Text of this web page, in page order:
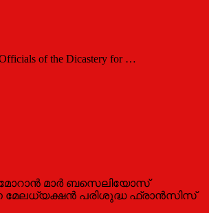
Officials of the Dicastery for …
മാര്‍ ബസെലിയോസ്
മേലധ്യക്ഷന്‍ പരിശുദ്ധ ഫ്രാന്‍സിസ്